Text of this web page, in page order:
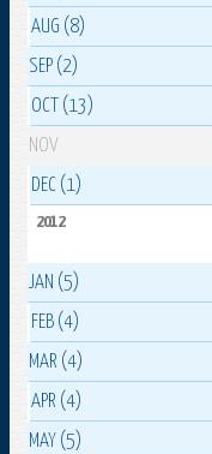
AUG (8)
SEP (2)
OCT (13)
NOV
DEC (1)
2012
JAN (5)
FEB (4)
MAR (4)
APR (4)
MAY (5)